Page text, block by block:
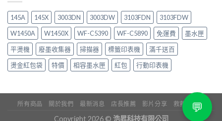
145A 145X 3003DN 3003DW 3103FDN
3103FDW
W1450A
W1450X WF-C5390 WF-C5890 免運費
墨水匣
平燙機
廢墨收集器 掃描器 標籤印表機
滿千送百
燙金紅包袋
特價 相容墨水匣 紅包 行動印表機
所有商品 關於我們 最新消息 店長推薦 影片分享 救救印表機
Copyright 2026 © 浩昇科技有限公司
💬